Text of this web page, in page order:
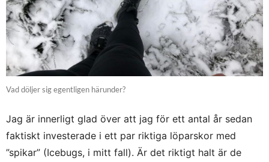
Vad döljer sig egentligen härunder?
Jag är innerligt glad över att jag för ett antal år sedan
faktiskt investerade i ett par riktiga löparskor med
”spikar” (Icebugs, i mitt fall). Är det riktigt halt är de